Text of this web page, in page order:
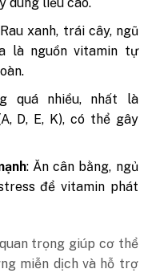
dùng liều cao.
xanh, trái cây, ngũ
là nguồn vitamin tự
quá nhiều, nhất là
D, E, K), có thể gây
: Ăn cân bằng, ngủ
để vitamin phát
trọng giúp cơ thể
miễn dịch và hỗ trợ